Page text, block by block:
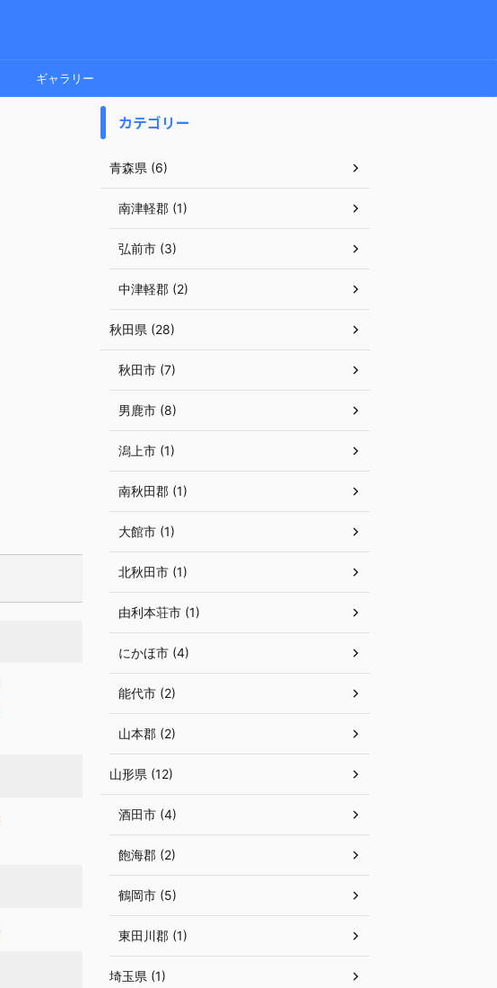
ギャラリー
カテゴリー
青森県 (6)
南津軽郡 (1)
弘前市 (3)
中津軽郡 (2)
秋田県 (28)
秋田市 (7)
男鹿市 (8)
潟上市 (1)
南秋田郡 (1)
大館市 (1)
北秋田市 (1)
由利本荘市 (1)
にかほ市 (4)
能代市 (2)
山本郡 (2)
山形県 (12)
酒田市 (4)
飽海郡 (2)
鶴岡市 (5)
東田川郡 (1)
埼玉県 (1)